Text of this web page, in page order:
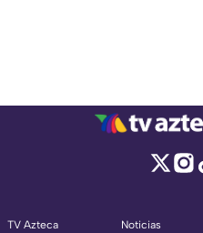
TV Azteca
Noticias